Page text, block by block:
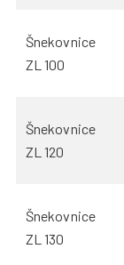
Šnekovnice
ZL 100
Šnekovnice
ZL 120
Šnekovnice
ZL 130